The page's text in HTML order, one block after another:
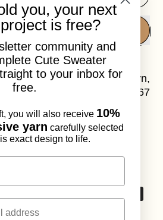
TILMELD
er strikdesigner i København,
Danmark. CVR-nr: DK41120967
Knit. Drevet af Shopify
you, your next
is free?
community and
Cute Sweater
to your inbox for
free.
you will also receive 10%
yarn carefully selected
exact design to life.